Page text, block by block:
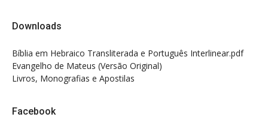
Downloads
Bíblia em Hebraico Transliterada e Português Interlinear.pdf
Evangelho de Mateus (Versão Original)
Livros, Monografias e Apostilas
Facebook